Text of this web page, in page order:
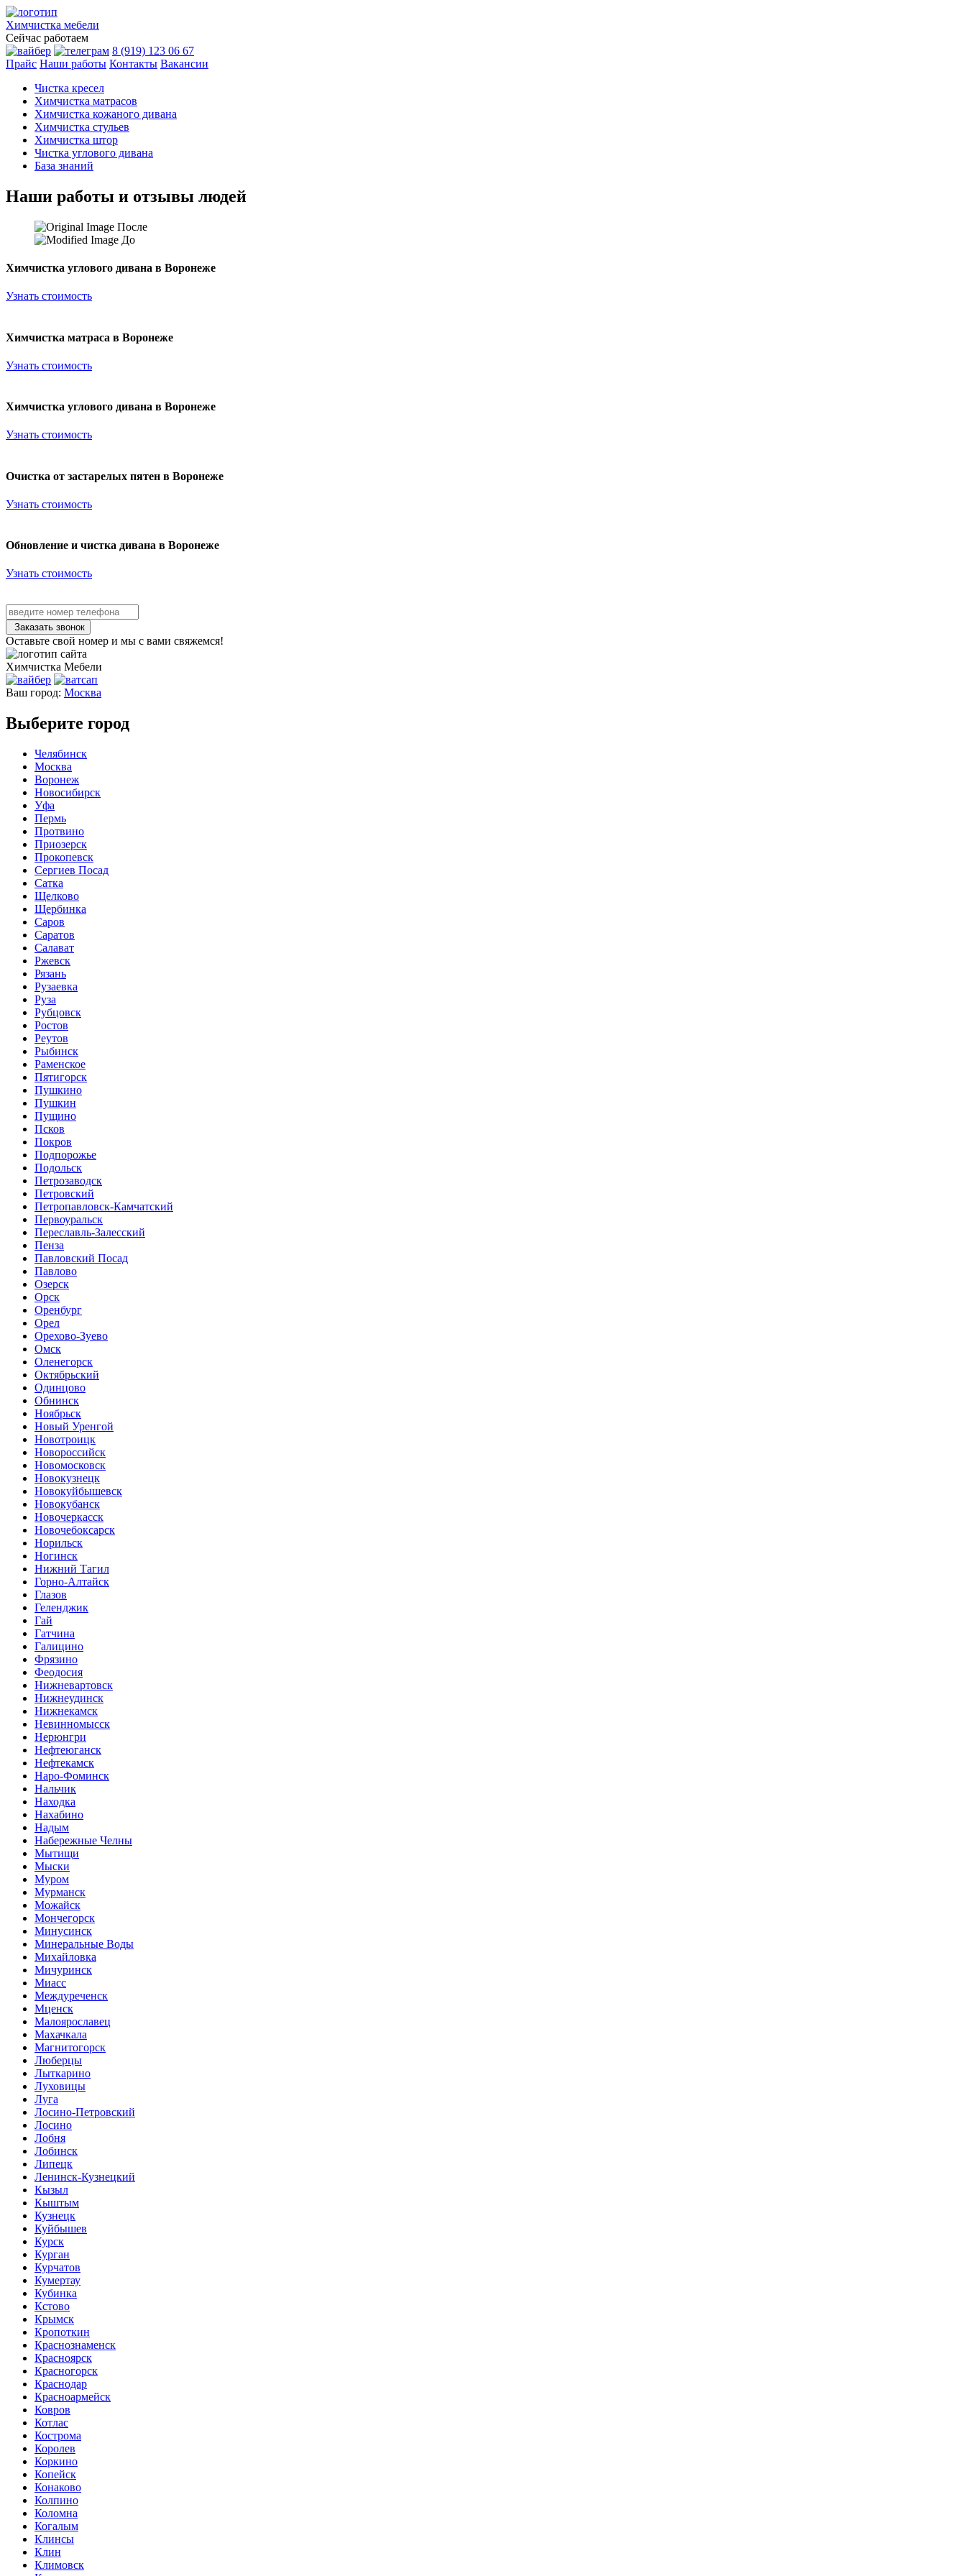
Химчистка мебели
Сейчас работаем
8 (919) 123 06 67
Прайс Наши работы Контакты Вакансии
Чистка кресел
Химчистка матрасов
Химчистка кожаного дивана
Химчистка стульев
Химчистка штор
Чистка углового дивана
База знаний
Наши работы и отзывы людей
После
До
Химчистка углового дивана в Воронеже
Узнать стоимость
Химчистка матраса в Воронеже
Узнать стоимость
Химчистка углового дивана в Воронеже
Узнать стоимость
Очистка от застарелых пятен в Воронеже
Узнать стоимость
Обновление и чистка дивана в Воронеже
Узнать стоимость
Заказать звонок
Оставьте свой номер и мы с вами свяжемся!
Химчистка Мебели
Ваш город: Москва
Выберите город
Челябинск
Москва
Воронеж
Новосибирск
Уфа
Пермь
Протвино
Приозерск
Прокопевск
Сергиев Посад
Сатка
Щелково
Щербинка
Саров
Саратов
Салават
Ржевск
Рязань
Рузаевка
Руза
Рубцовск
Ростов
Реутов
Рыбинск
Раменское
Пятигорск
Пушкино
Пушкин
Пущино
Псков
Покров
Подпорожье
Подольск
Петрозаводск
Петровский
Петропавловск-Камчатский
Первоуральск
Переславль-Залесский
Пенза
Павловский Посад
Павлово
Озерск
Орск
Оренбург
Орел
Орехово-Зуево
Омск
Оленегорск
Октябрьский
Одинцово
Обнинск
Ноябрьск
Новый Уренгой
Новотроицк
Новороссийск
Новомосковск
Новокузнецк
Новокуйбышевск
Новокубанск
Новочеркасск
Новочебоксарск
Норильск
Ногинск
Нижний Тагил
Горно-Алтайск
Глазов
Геленджик
Гай
Гатчина
Галицино
Фрязино
Феодосия
Нижневартовск
Нижнеудинск
Нижнекамск
Невинномысск
Нерюнгри
Нефтеюганск
Нефтекамск
Наро-Фоминск
Нальчик
Находка
Нахабино
Надым
Набережные Челны
Мытищи
Мыски
Муром
Мурманск
Можайск
Мончегорск
Минусинск
Минеральные Воды
Михайловка
Мичуринск
Миасс
Междуреченск
Мценск
Малоярославец
Махачкала
Магнитогорск
Люберцы
Лыткарино
Луховицы
Луга
Лосино-Петровский
Лосино
Лобня
Лобинск
Липецк
Ленинск-Кузнецкий
Кызыл
Кыштым
Кузнецк
Куйбышев
Курск
Курган
Курчатов
Кумертау
Кубинка
Кстово
Крымск
Кропоткин
Краснознаменск
Красноярск
Красногорск
Краснодар
Красноармейск
Ковров
Котлас
Кострома
Королев
Коркино
Копейск
Конаково
Колпино
Коломна
Когалым
Клинсы
Клин
Климовск